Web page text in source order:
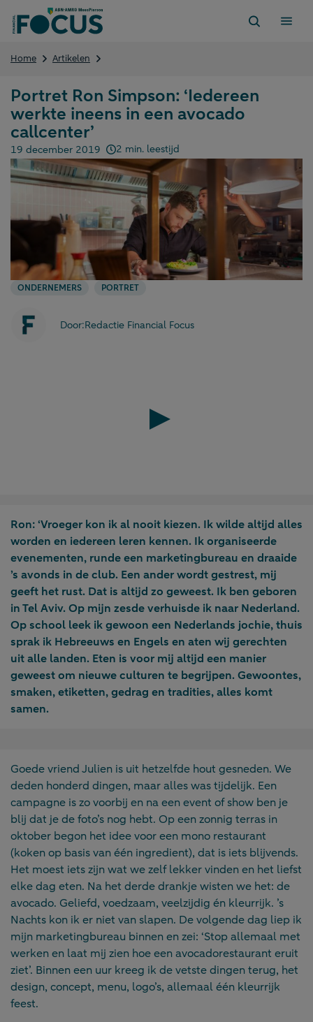
naar
Home Artikelen
‘Iedereen
werkte
een
avocado
callcenter’
Portret Ron Simpson: ‘Iedereen
werkte ineens in een avocado
callcenter’
Gepubliceerd op:
19 december 2019 2 min. leestijd
ONDERNEMERS PORTRET
Door:Redactie Financial Focus
Play
Ron: ‘Vroeger kon ik al nooit kiezen. Ik wilde altijd alles
worden en iedereen leren kennen. Ik organiseerde
evenementen, runde een marketingbureau en draaide
’s avonds in de club. Een ander wordt gestrest, mij
geeft het rust. Dat is altijd zo geweest. Ik ben geboren
in Tel Aviv. Op mijn zesde verhuisde ik naar Nederland.
Op school leek ik gewoon een Nederlands jochie, thuis
sprak ik Hebreeuws en Engels en aten wij gerechten
uit alle landen. Eten is voor mij altijd een manier
geweest om nieuwe culturen te begrijpen. Gewoontes,
smaken, etiketten, gedrag en tradities, alles komt
samen.
Goede vriend Julien is uit hetzelfde hout gesneden. We
deden honderd dingen, maar alles was tijdelijk. Een
campagne is zo voorbij en na een event of show ben je
blij dat je de foto’s nog hebt. Op een zonnig terras in
oktober begon het idee voor een mono restaurant
(koken op basis van één ingredient), dat is iets blijvends.
Het moest iets zijn wat we zelf lekker vinden en het liefst
elke dag eten. Na het derde drankje wisten we het: de
avocado. Geliefd, voedzaam, veelzijdig én kleurrijk. ’s
Nachts kon ik er niet van slapen. De volgende dag liep ik
mijn marketingbureau binnen en zei: ‘Stop allemaal met
werken en laat mij zien hoe een avocadorestaurant eruit
ziet’. Binnen een uur kreeg ik de vetste dingen terug, het
design, concept, menu, logo’s, allemaal één kleurrijk
feest.